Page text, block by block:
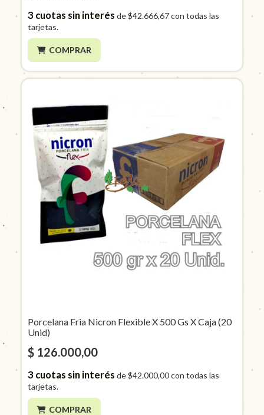
3cuotas sin interés de$42.666,67con todas las
tarjetas.
COMPRAR
Porcelana Fria Nicron Flexible X 500 Gs X Caja (20
Unid)
$ 126.000,00
3cuotas sin interés de$42.000,00con todas las
tarjetas.
COMPRAR